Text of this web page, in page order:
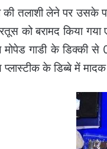
तलाशी लेने पर उसके
को बरामद किया गया
गाडी के डिक्की से
के डिब्बे में मादक